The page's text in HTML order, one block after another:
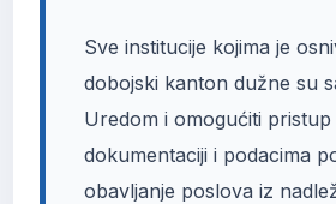
Sve institucije kojima je
dobojski kanton dužne su
Uredom i omogućiti pristup
dokumentaciji i podacima
obavljanje poslova iz